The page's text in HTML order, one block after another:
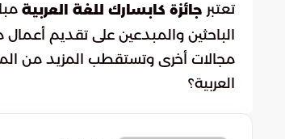
تعتبر جائزة كابسارك للغة العربية
الباحثين والمبدعين على تقديم
مجالات أخرى وتستقطب المزيد من
العربية؟